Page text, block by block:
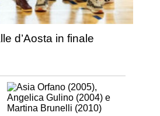
d’Aosta in finale